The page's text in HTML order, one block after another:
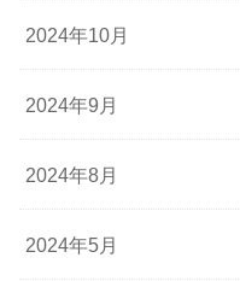
2024年10月
2024年9月
2024年8月
2024年5月